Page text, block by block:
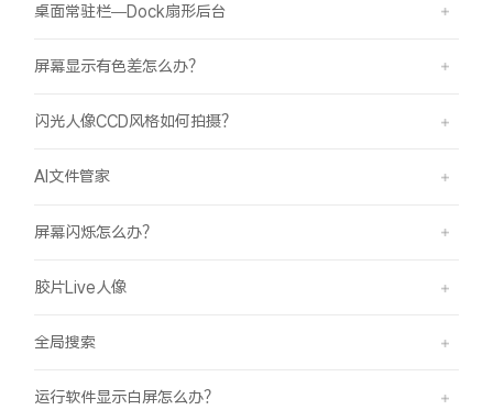
桌面常驻栏—Dock扇形后台
屏幕显示有色差怎么办？
闪光人像CCD风格如何拍摄？
AI文件管家
屏幕闪烁怎么办？
胶片Live人像
全局搜索
运行软件显示白屏怎么办？